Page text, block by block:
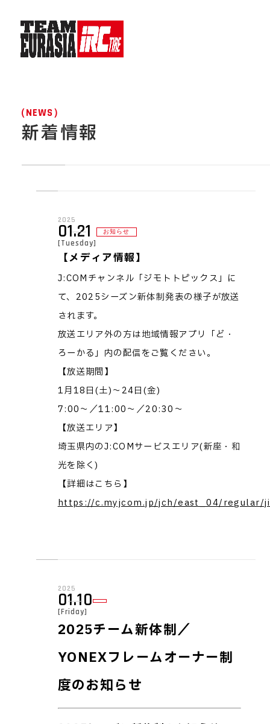
NEWS
新着情報
2025
01.21
[Tuesday]
お知らせ
【メディア情報】
J:COMチャンネル「ジモトトピックス」に
て、2025シーズン新体制発表の様子が放送
されます。
放送エリア外の方は地域情報アプリ「ど・
ろーかる」内の配信をご覧ください。
【放送期間】
1月18日(土)～24日(金)
7:00～／11:00～／20:30～
【放送エリア】
埼玉県内のJ:COMサービスエリア(新座・和
光を除く)
【詳細はこちら】
https://c.myjcom.jp/jch/east_04/regular/
2025
01.10
[Friday]
2025チーム新体制／
YONEXフレームオーナー制
度のお知らせ